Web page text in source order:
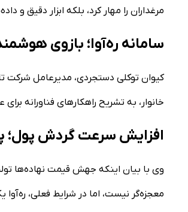
مرغداران را مهار کرد، بلکه ابزار دقیق و
سامانه ره‌آوا؛ بازوی
کیوان توکلی دستجردی، مدیرعامل شرکت
خانوار، به تشریح راهکار‌های فناورانه
افزایش سرعت گردش پول؛
وی با بیان اینکه جهش قیمت نهاده‌ها